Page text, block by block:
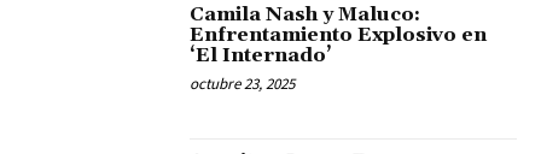
Camila Nash y Maluco:
Enfrentamiento Explosivo en
‘El Internado’
octubre 23, 2025